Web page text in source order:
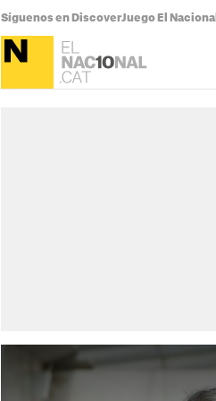
Síguenos en DiscoverJuego El Nacional